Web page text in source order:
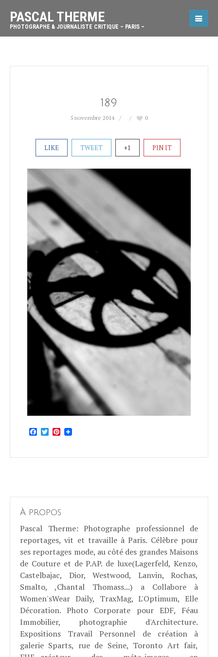
PASCAL THERME
PHOTOGRAPHE & JOURNALISTE CRITIQUE – PARIS –
189
5 novembre 2014 0
LIKE TWEET +1 PIN IT
Facebook
TwitterPinterest
À propos
Pascal Therme: Photographe professionnel de
reportages, vit et travaille à Paris. Célèbre pour
ses reportages mode, au côté des grandes Maisons
de Couture et de P.AP. de luxe(Lagerfeld, Kenzo,
Castelbajac, Dior, Westwood, Lanvin, Rochas,
Smalto, ,Chantal Thomass...) a Collabore à
Women'sWear Daily, TraxMag, L'Optimum, Elle
Décoration. Photo Corporate pour EDF, Féau
Immobilier, photographie d'Architecture.
Expositions Travail Personnel de création à
galerie Sparts, rue de Seine, Toronto Art fair,